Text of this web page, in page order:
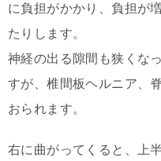
に負担がかかり、負担が
たりします。
神経の出る隙間も狭くな
すが、椎間板ヘルニア、
おられます。
右に曲がってくると、上